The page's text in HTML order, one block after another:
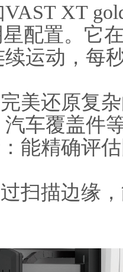
XT
配置。它
运动，每
美还原复
车覆盖件
能精确评
扫描边缘